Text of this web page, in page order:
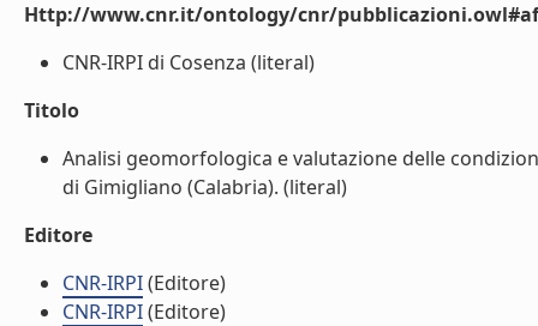
Http://www.cnr.it/ontology/cnr/
CNR-IRPI di Cosenza (literal)
Titolo
Analisi geomorfologica e valutazione delle
di Gimigliano (Calabria). (literal)
Editore
CNR-IRPI(Editore)
CNR-IRPI(Editore)